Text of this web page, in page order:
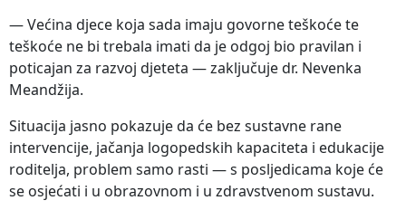
— Većina djece koja sada imaju govorne teškoće te
teškoće ne bi trebala imati da je odgoj bio pravilan i
poticajan za razvoj djeteta — zaključuje dr. Nevenka
Meandžija.
Situacija jasno pokazuje da će bez sustavne rane
intervencije, jačanja logopedskih kapaciteta i edukacije
roditelja, problem samo rasti — s posljedicama koje će
se osjećati i u obrazovnom i u zdravstvenom sustavu.